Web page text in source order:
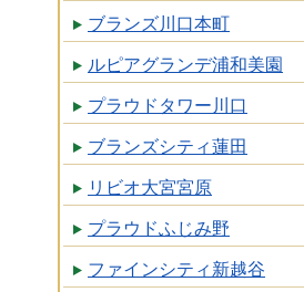
ブランズ川口本町
ルピアグランデ浦和美園
プラウドタワー川口
ブランズシティ蓮田
リビオ大宮宮原
プラウドふじみ野
ファインシティ新越谷